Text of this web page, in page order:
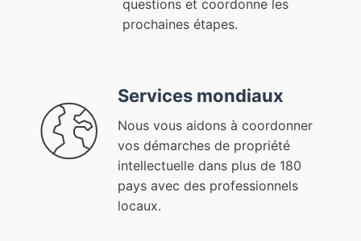
questions et coordonne les
prochaines étapes.
Services mondiaux
Nous vous aidons à coordonner
vos démarches de propriété
intellectuelle dans plus de 180
pays avec des professionnels
locaux.